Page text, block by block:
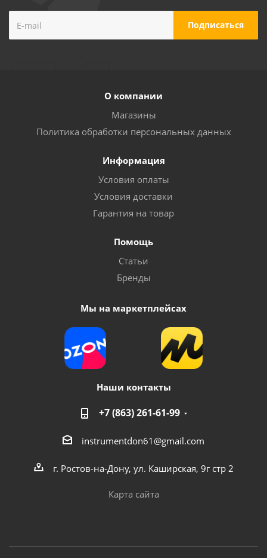
О компании
Магазины
Политика обработки персональных данных
Информация
Условия оплаты
Условия доставки
Гарантия на товар
Помощь
Статьи
Бренды
Мы на маркетплейсах
Наши контакты
+7 (863) 261-61-99
instrumentdon61@gmail.com
г. Ростов-на-Дону, ул. Каширская, 9г стр 2
Карта сайта